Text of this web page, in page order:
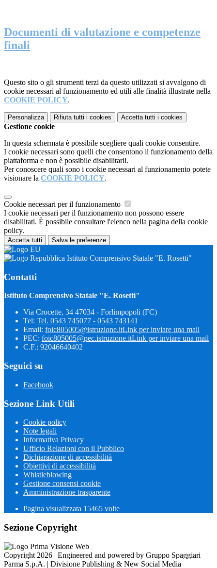
Documenti di valutazione e competenze
finali
Questo sito o gli strumenti terzi da questo utilizzati si avvalgono di
cookie necessari al funzionamento ed utili alle finalità illustrate nella
COOKIE POLICY.
Personalizza Rifiuta tutti i cookies Accetta tutti i cookies
Gestione cookie
In questa schermata è possibile scegliere quali cookie consentire.
I cookie necessari sono quelli che consentono il funzionamento della
piattaforma e non è possibile disabilitarli.
Per conoscere quali sono i cookie necessari al funzionamento potete
visionare la COOKIE POLICY.
Cookie necessari per il funzionamento
I cookie necessari per il funzionamento non possono essere
disabilitati. È possibile consultare l'elenco nella pagina della cookie
policy.
Accetta tutti Salva le preferenze
Istituto Comprensivo Statale "E. Rosetti"
Contatti
Istituto Comprensivo Statale "E. Rosetti"
Via Crocette, 34 47034 - Forlimpopoli (FC)
Tel: Tel. 0543 745077 - 0543 743141
Email: foic805005@istruzione.itLink per inviare una mail
PEC: foic805005@pec.istruzione.itLink per inviare una mail
C.F.: 92046640402
Seguici su
Facebook
Sezione Link Utili
Cookie policy
Note legali
Informativa Privacy
Ufficio Relazioni con il Pubblico
Dichiarazione di accessibilità
Obiettivi di accessibilità
Whistleblowing
Gestione consensi cookie
Amministrazione trasparente
Pagina visualizzata 15465 volte
Sezione Copyright
Copyright 2026 | Engineered and powered by Gruppo Spaggiari
Parma S.p.A. | Divisione Publishing & New Social Media